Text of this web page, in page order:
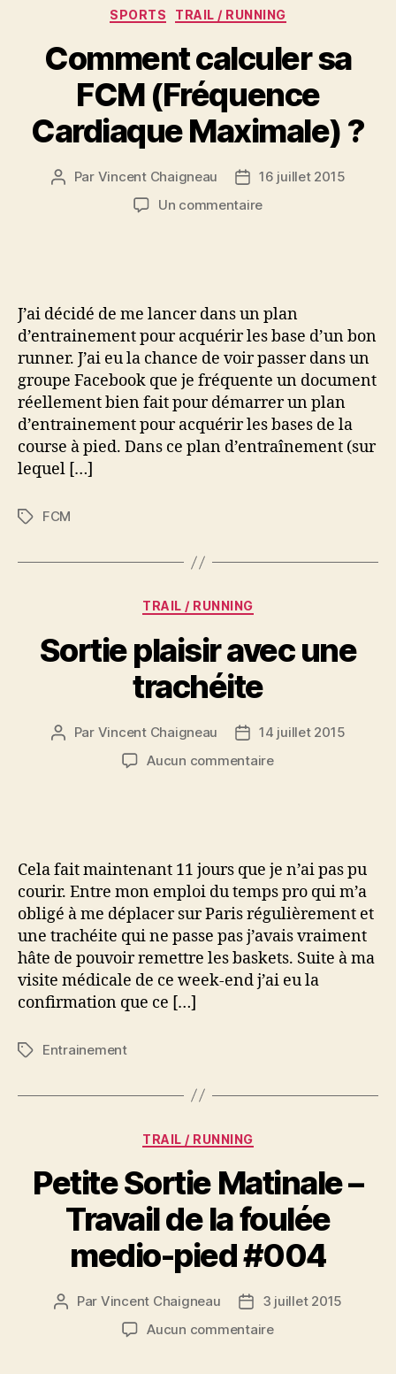
Catégories
SPORTS TRAIL / RUNNING
Comment calculer sa
FCM (Fréquence
Cardiaque Maximale) ?
Auteur
Par Vincent Chaigneau
Date
de
16 juillet 2015
Un commentairesur
Cardiaque
Maximale)
?
J’ai décidé de me lancer dans un plan
d’entrainement pour acquérir les base d’un bon
runner. J’ai eu la chance de voir passer dans un
groupe Facebook que je fréquente un document
réellement bien fait pour démarrer un plan
d’entrainement pour acquérir les bases de la
course à pied. Dans ce plan d’entraînement (sur
lequel […]
Étiquettes
FCM
Catégories
TRAIL / RUNNING
Sortie plaisir avec une
trachéite
Auteur
Par Vincent Chaigneau
Date14 juillet 2015
Aucun commentairesur
Cela fait maintenant 11 jours que je n’ai pas pu
courir. Entre mon emploi du temps pro qui m’a
obligé à me déplacer sur Paris régulièrement et
une trachéite qui ne passe pas j’avais vraiment
hâte de pouvoir remettre les baskets. Suite à ma
visite médicale de ce week-end j’ai eu la
confirmation que ce […]
Étiquettes
Entrainement
Catégories
TRAIL / RUNNING
Petite Sortie Matinale –
Travail de la foulée
medio-pied #004
Auteur
Par Vincent Chaigneau
Date
de
3 juillet 2015
Aucun commentairesur